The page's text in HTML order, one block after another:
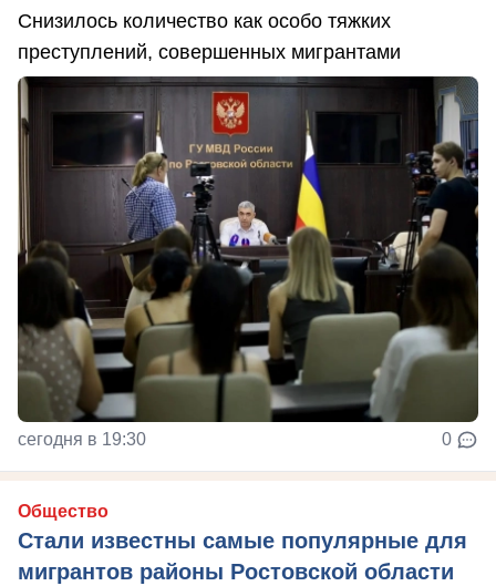
Снизилось количество как особо тяжких
преступлений, совершенных мигрантами
сегодня в 19:30 0
Общество
Стали известны самые популярные для
мигрантов районы Ростовской области